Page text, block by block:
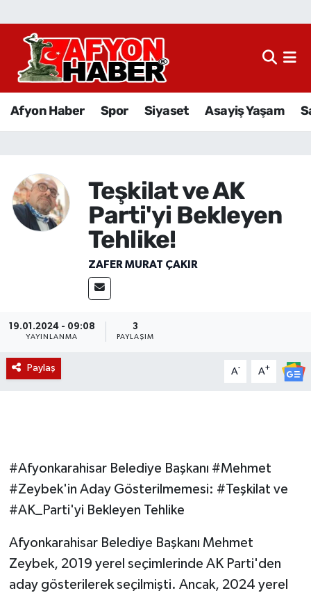
Afyon Haber Spor Siyaset Asayiş Yaşam
Teşkilat ve AK
Parti'yi Bekleyen
Tehlike!
ZAFER MURAT ÇAKIR
19.01.2024 - 09:08
YAYINLANMA
3
PAYLAŞIM
Paylaş A- A+
#Afyonkarahisar Belediye Başkanı #Mehmet
#Zeybek'in Aday Gösterilmemesi: #Teşkilat ve
#AK_Parti'yi Bekleyen Tehlike
Afyonkarahisar Belediye Başkanı Mehmet
Zeybek, 2019 yerel seçimlerinde AK Parti'den
aday gösterilerek seçilmişti. Ancak, 2024 yerel
Afyon Haber
Sağlık
Eğitim
Sivil Toplum
Magazin
Etkinlikler